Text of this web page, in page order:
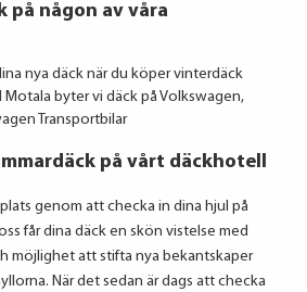
på någon av våra
nya däck när du köper vinterdäck
Motala byter vi däck på Volkswagen,
Transportbilar
på vårt däckhotell
genom att checka in dina hjul på
får dina däck en skön vistelse med
möjlighet att stifta nya bekantskaper
När det sedan är dags att checka